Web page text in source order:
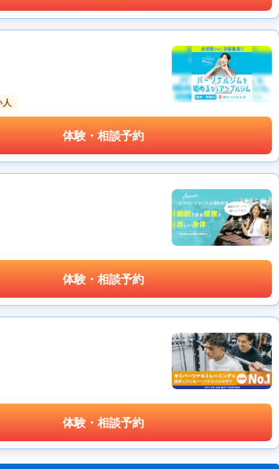
人
体験・相談予約
体験・相談予約
体験・相談予約